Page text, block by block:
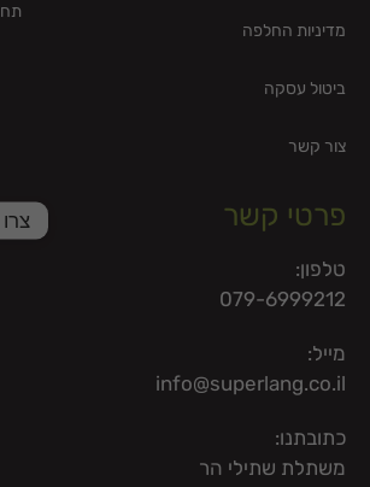
מדיניות החלפה
ביטול עסקה
צור קשר
פרטי קשר
טלפון:
079-6999212
מייל:
info@superlang.co.il
כתובתנו:
משתלת שתילי הר